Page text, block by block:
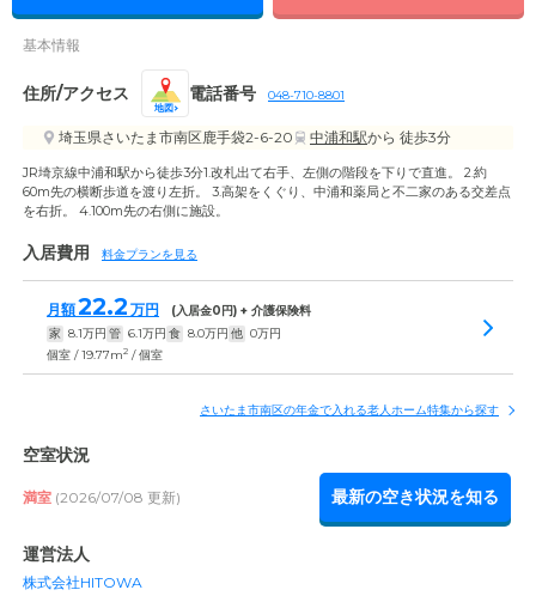
基本情報
住所/アクセス
地図
電話番号 048-710-8801
埼玉県さいたま市南区鹿手袋2-6-20 中浦和駅から 徒歩3分
JR埼京線中浦和駅から徒歩3分1.改札出て右手、左側の階段を下りで直進。 2.約
60m先の横断歩道を渡り左折。 3.高架をくぐり、中浦和薬局と不二家のある交差点
を右折。 4.100m先の右側に施設。
入居費用 料金プランを見る
月額22.2 万円 (入居金0円) + 介護保険料
家 8.1万円 管 6.1万円 食 8.0万円 他 0万円
個室 / 19.77m2 / 個室
さいたま市南区の年金で入れる老人ホーム特集から探す
空室状況
満室 (2026/07/08 更新) 最新の空き状況を知る
運営法人
株式会社HITOWA